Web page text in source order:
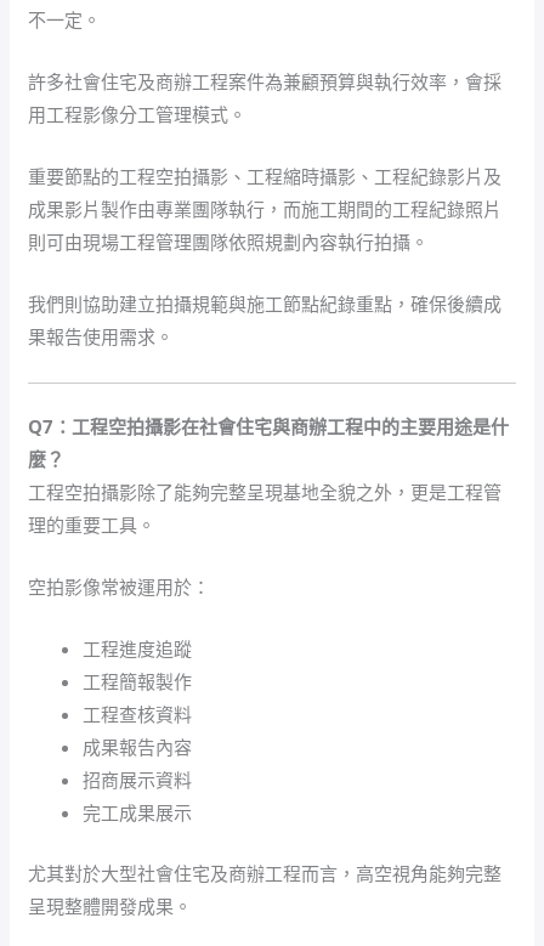
不一定。
許多社會住宅及商辦工程案件為兼顧預算與執行效率，會採
用工程影像分工管理模式。
重要節點的工程空拍攝影、工程縮時攝影、工程紀錄影片及
成果影片製作由專業團隊執行，而施工期間的工程紀錄照片
則可由現場工程管理團隊依照規劃內容執行拍攝。
我們則協助建立拍攝規範與施工節點紀錄重點，確保後續成
果報告使用需求。
Q7：工程空拍攝影在社會住宅與商辦工程中的主要用途是什
麼？
工程空拍攝影除了能夠完整呈現基地全貌之外，更是工程管
理的重要工具。
空拍影像常被運用於：
工程進度追蹤
工程簡報製作
工程查核資料
成果報告內容
招商展示資料
完工成果展示
尤其對於大型社會住宅及商辦工程而言，高空視角能夠完整
呈現整體開發成果。